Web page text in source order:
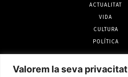
Valorem la seva privacitat
ACTUALITAT
VIDA
CULTURA
POLÍTICA